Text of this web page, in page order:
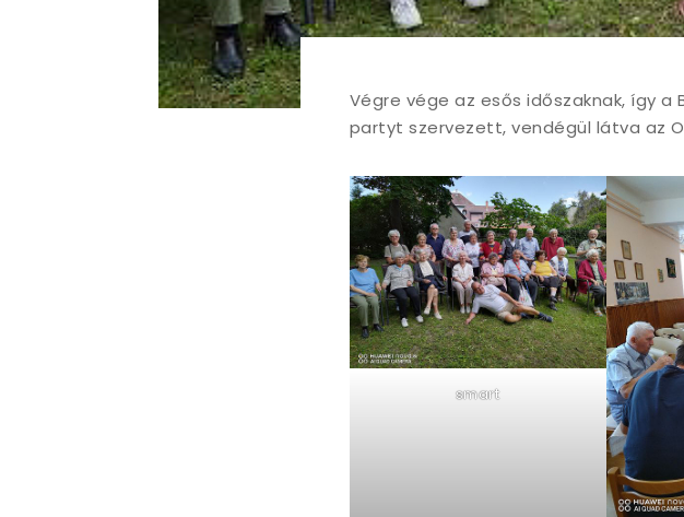
Végre vége az esős időszaknak, így a
partyt szervezett, vendégül látva az
smart